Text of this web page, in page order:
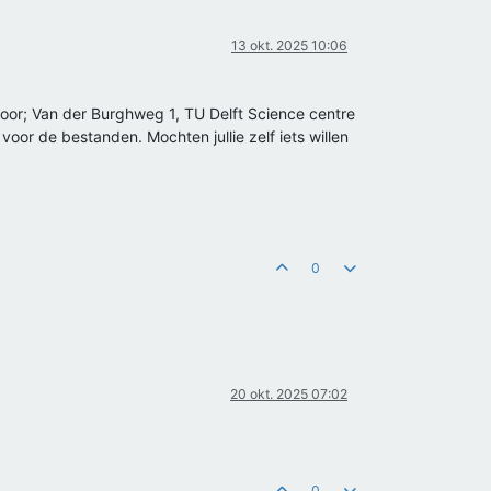
13 okt. 2025 10:06
Van der Burghweg 1, TU Delft Science centre
de bestanden. Mochten jullie zelf iets willen
0
20 okt. 2025 07:02